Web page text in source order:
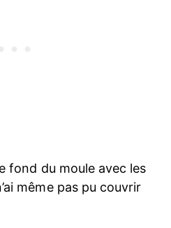
fond du moule avec les
même pas pu couvrir